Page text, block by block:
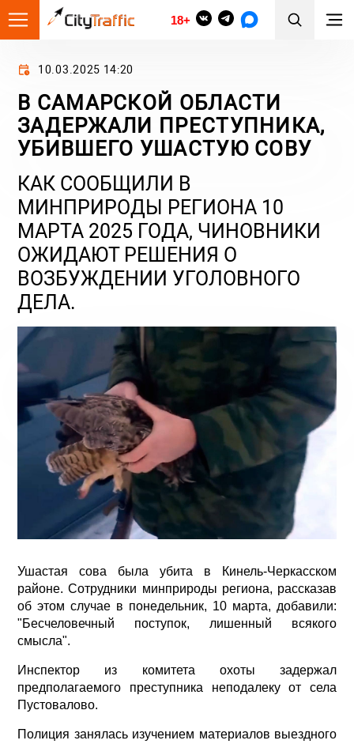
18+
10.03.2025 14:20
В САМАРСКОЙ ОБЛАСТИ
ЗАДЕРЖАЛИ ПРЕСТУПНИКА,
УБИВШЕГО УШАСТУЮ СОВУ
КАК СООБЩИЛИ В
МИНПРИРОДЫ РЕГИОНА 10
МАРТА 2025 ГОДА, ЧИНОВНИКИ
ОЖИДАЮТ РЕШЕНИЯ О
ВОЗБУЖДЕНИИ УГОЛОВНОГО
ДЕЛА.
Ушастая сова была убита в Кинель-Черкасском
районе. Сотрудники минприроды региона, рассказав
об этом случае в понедельник, 10 марта, добавили:
"Бесчеловечный поступок, лишенный всякого
смысла".
Инспектор из комитета охоты задержал
предполагаемого преступника неподалеку от села
Пустовалово.
Полиция занялась изучением материалов выездного